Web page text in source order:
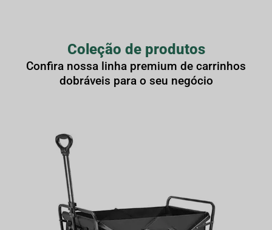
Coleção de produtos
Confira nossa linha premium de carrinhos
dobráveis para o seu negócio